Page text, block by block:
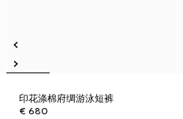
印花涤棉府绸游泳短裤
€ 680